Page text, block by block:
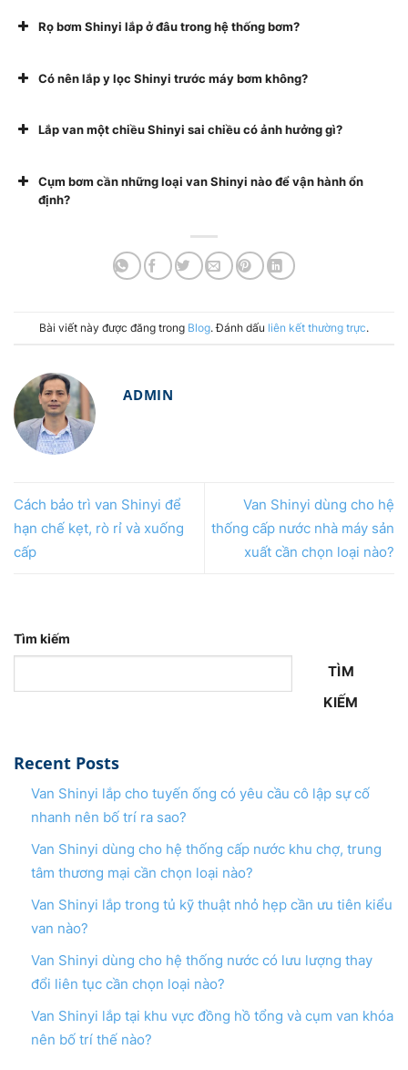
Rọ bơm Shinyi lắp ở đâu trong hệ thống bơm?
Có nên lắp y lọc Shinyi trước máy bơm không?
Lắp van một chiều Shinyi sai chiều có ảnh hưởng gì?
Cụm bơm cần những loại van Shinyi nào để vận hành ổn
định?
Bài viết này được đăng trong Blog. Đánh dấu liên kết thường trực.
ADMIN
Cách bảo trì van Shinyi để
hạn chế kẹt, rò rỉ và xuống
cấp
Van Shinyi dùng cho hệ
thống cấp nước nhà máy sản
xuất cần chọn loại nào?
Tìm kiếm
TÌM
KIẾM
Recent Posts
Van Shinyi lắp cho tuyến ống có yêu cầu cô lập sự cố
nhanh nên bố trí ra sao?
Van Shinyi dùng cho hệ thống cấp nước khu chợ, trung
tâm thương mại cần chọn loại nào?
Van Shinyi lắp trong tủ kỹ thuật nhỏ hẹp cần ưu tiên kiểu
van nào?
Van Shinyi dùng cho hệ thống nước có lưu lượng thay
đổi liên tục cần chọn loại nào?
Van Shinyi lắp tại khu vực đồng hồ tổng và cụm van khóa
nên bố trí thế nào?